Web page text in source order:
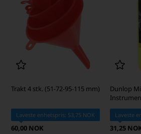
Trakt 4 stk. (51-72-95-115 mm)
Laveste enhetspris: 53,75 NOK
60,00 NOK
Dunlop
Laveste
31,25